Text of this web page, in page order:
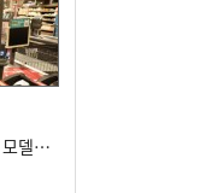
산소호흡기 단 홈플러스, ‘트레이더 조’ 모델로 살아날까